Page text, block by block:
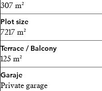
Póngase en contacto con
esta increíble casa que
307 m²
Plot size
7217 m²
Terrace / Balcony
125 m²
Garaje
Private garage